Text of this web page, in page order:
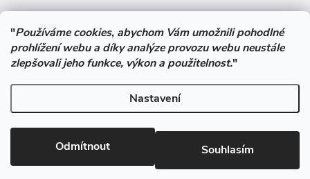
"Používáme cookies, abychom Vám umožnili pohodlné
prohlížení webu a díky analýze provozu webu neustále
zlepšovali jeho funkce, výkon a použitelnost."
Nastavení
Odmítnout Souhlasím
Podle zákona o evidenci tržeb je prodávající povinen vystavit
kupujícímu účtenku. Zároveň je povinen zaevidovat přijatou tržbu u
správce daně online; v případě technického výpadku pak nejpozději
do 48 hodin.
Copyright 2026Pesan-Krmiva - obchod s chovatelskými potřebami.
Všechna práva vyhrazena.Upravit nastavení cookies